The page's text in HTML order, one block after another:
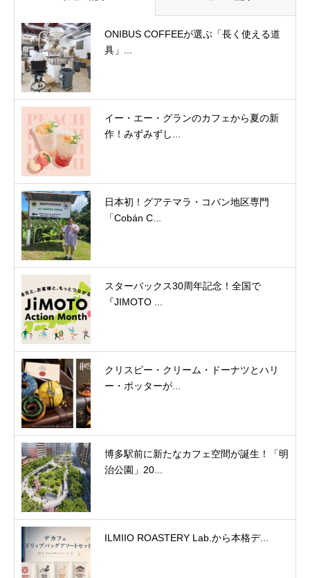
ONIBUS COFFEEが選ぶ「長く使える道
具」...
イー・エー・グランのカフェから夏の新
作！みずみずし...
日本初！グアテマラ・コバン地区専門
「Cobán C...
スターバックス30周年記念！全国で
『JIMOTO ...
クリスピー・クリーム・ドーナツとハリ
ー・ポッターが...
博多駅前に新たなカフェ空間が誕生！「明
治公園」20...
ILMIIO ROASTERY Lab.から本格デ...